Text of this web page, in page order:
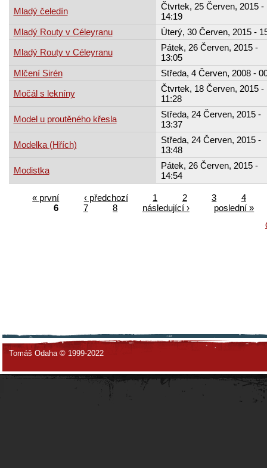
Mladý čeledín
Čtvrtek, 25 Červen, 2015 -
14:19
Mladý Routy v Céleyranu
Úterý, 30 Červen, 2015 -
Mladý Routy v Céleyranu
Pátek, 26 Červen, 2015 -
13:05
Mlčení Sirén
Středa, 4 Červen, 2008 -
Močál s lekníny
Čtvrtek, 18 Červen, 2015 -
11:28
Model u proutěného křesla
Středa, 24 Červen, 2015 -
13:37
Modelka (Hřích)
Středa, 24 Červen, 2015 -
13:48
Modistka
Pátek, 26 Červen, 2015 -
14:54
« první ‹ předchozí 1 2 3
4
6
7 8 následující ›
poslední »
Tomáš Odaha © 1999-2022